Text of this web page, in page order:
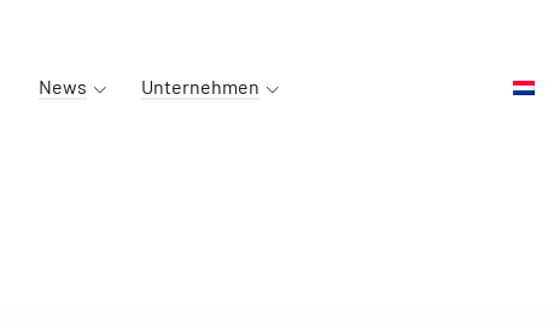
News Unternehmen